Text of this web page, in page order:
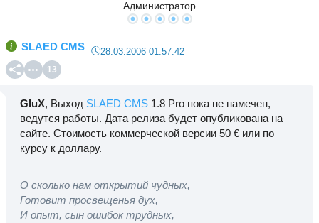
Администратор
SLAED CMS 28.03.2006 01:57:42
13
GluX, Выход SLAED CMS 1.8 Pro пока не намечен,
ведутся работы. Дата релиза будет опубликована на
сайте. Стоимость коммерческой версии 50 € или по
курсу к доллару.
О сколько нам открытий чудных,
Готовит просвещенья дух,
И опыт, сын ошибок трудных,